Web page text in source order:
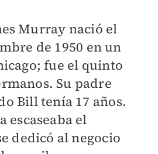
Murray nació el
de 1950 en un
fue el quinto
Su padre
Bill tenía 17 años.
escaseaba el
dedicó al negocio